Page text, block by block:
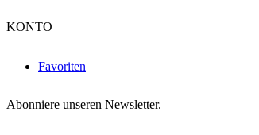
KONTO
Favoriten
Abonniere unseren Newsletter.